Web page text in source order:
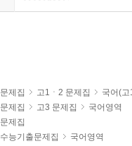
문제집 고1ㆍ2 문제집
국어(
문제집 고3 문제집
국어영역
문제집
수능기출문제집
국어영역